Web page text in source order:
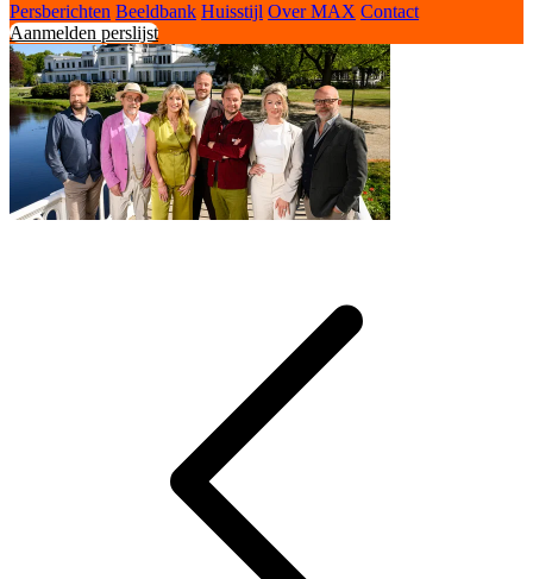
Persberichten Beeldbank Huisstijl Over MAX Contact
Aanmelden perslijst